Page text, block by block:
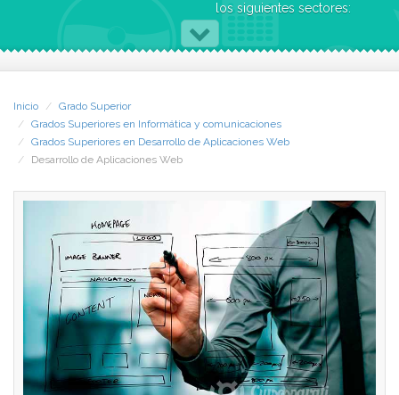
Con el programa formativo
de iFP, podrás desarrollar,
específicas, garantizando el
acceso a los datos de forma
segura y cumpliendo
siempre con los criterios de
calidad exigidos por las
organizaciones.
No dejes pasar esta
oportunidad de impulsar tu
carrera en el sector de las
nuevas tecnologías:
prepárate con los mejores
expertos y empresas para
crecer en un sector
innovador y en auge.
los siguientes sectores:
· Telecomunicaciones
· Tecnologías de la
necesite desarrollar
aplicaciones para sus sitios
web o destinado a sus
perfiles en las redes sociales.
¿Qué aprenderás?
Este programa formativo
capacita a los estudiantes
para:
· Diseñar, desarrollar y
mantener aplicaciones web,
Inicio
Grado Superior
Grados Superiores en Informática y comunicaciones
Grados Superiores en Desarrollo de Aplicaciones Web
Desarrollo de Aplicaciones Web